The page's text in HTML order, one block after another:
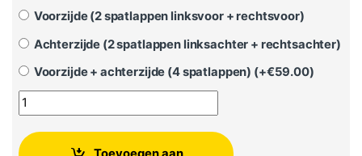
Voorzijde (2 spatlappen linksvoor + rechtsvoor)
Achterzijde (2 spatlappen linksachter + rechtsachter)
Voorzijde + achterzijde (4 spatlappen) (+€59.00)
Volkswagen Golf 7 Spatlap set - Origineel aantal